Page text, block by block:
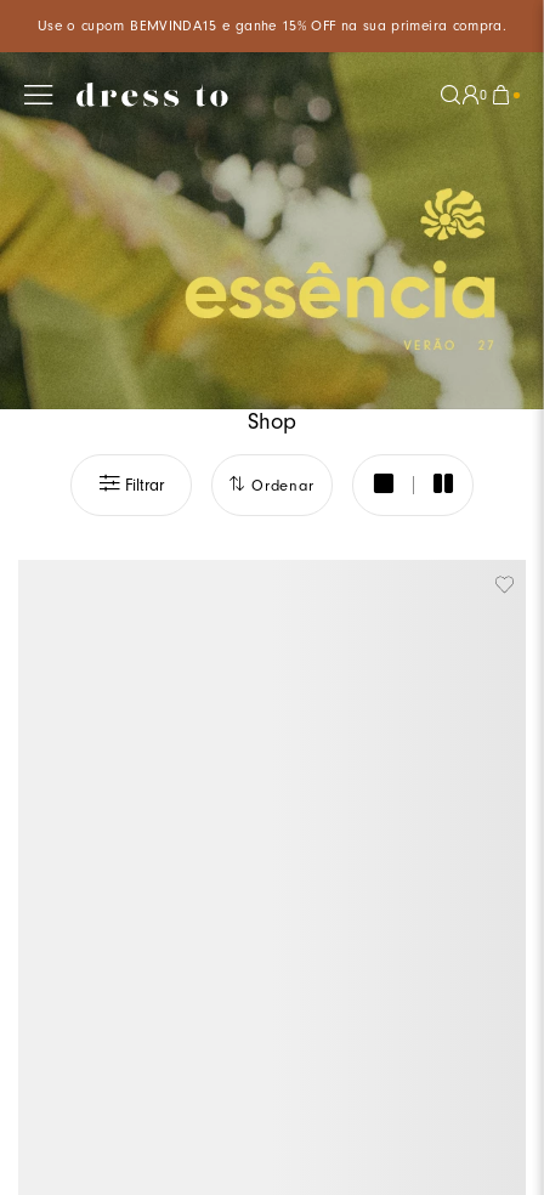
Aproveite um desconto especial de 5% ao pagar com PIX à vista!
0
Shop
Filtrar Ordenar